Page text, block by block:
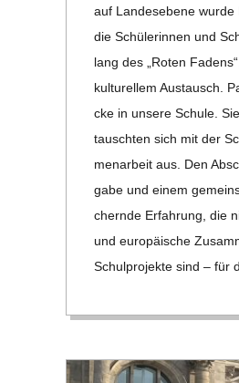
auf Lan­des­ebene
die Schü­le­rin­nen und
lang des „Roten
kul­tu­rel­lem Aus­tausch.
cke in unsere Schule.
tausch­ten sich mit der
men­ar­beit aus. Den
gabe und einem
chernde Erfah­rung, die
und euro­päi­sche
Schul­pro­jekte sind – für